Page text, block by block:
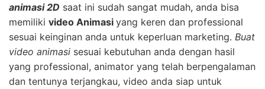
animasi 2D saat ini sudah sangat mudah, anda bisa
memiliki video Animasi yang keren dan professional
sesuai keinginan anda untuk keperluan marketing. Buat
video animasi sesuai kebutuhan anda dengan hasil
yang professional, animator yang telah berpengalaman
dan tentunya terjangkau, video anda siap untuk